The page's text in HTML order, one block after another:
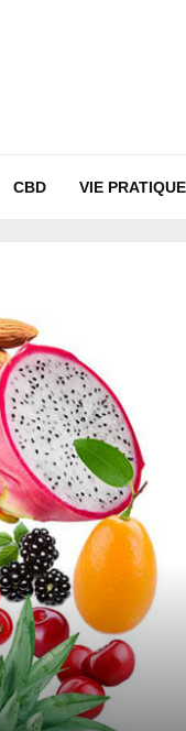
CBD VIE PRATIQUE